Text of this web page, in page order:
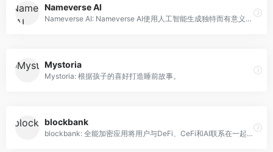
Nameverse AI
Nameverse AI: Nameverse AI使用人工智能生成独特而有意义的名字。
Mystoria
Mystoria: 根据孩子的喜好打造睡前故事。
blockbank
blockbank: 全能加密应用将用户与DeFi、CeFi和AI联系在一起，用于金融决策。